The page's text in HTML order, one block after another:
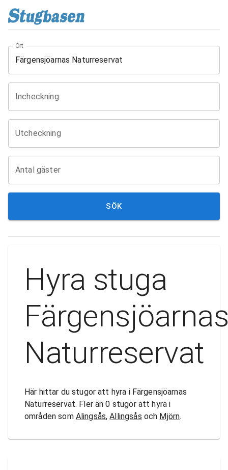
Ort
Incheckning
Utcheckning
Antal gäster
SÖK
Hyra stuga
Naturreservat
Här hittar du stugor att hyra i Färgensjöarnas
Naturreservat. Fler än 0 stugor att hyra i
områden som Alingsås,Allingsås och Mjörn.